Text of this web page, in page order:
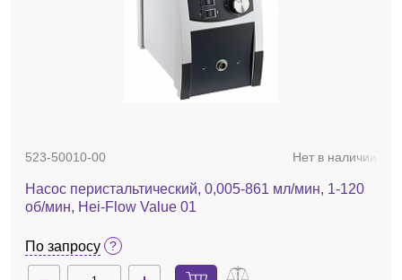
523-50010-00 Нет в наличии
Насос перистальтический, 0,005-861 мл/мин, 1-120
об/мин, Hei-Flow Value 01
По запросу